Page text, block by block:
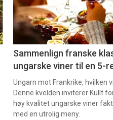
-
5
Sammenlign franske
ungarske viner til en 5-
Ungarn mot Frankrike, hvilken
Denne kvelden inviterer Kullt
høy kvalitet ungarske viner
med en utrolig meny.